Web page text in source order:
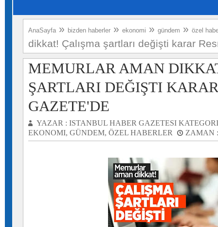
AnaSayfa » bizden haberler » ekonomi » gündem » özel
dikkat! Çalışma şartları değişti karar
MEMURLAR AMAN
ŞARTLARI DEĞIŞTI
GAZETE'DE
YAZAR : ISTANBUL HABER GAZETESI
EKONOMI, GÜNDEM, ÖZEL HABERLER ZAMAN